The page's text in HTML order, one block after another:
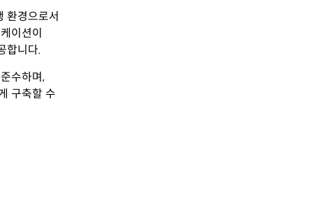
환경으로서
이션이
합니다.
수하며,
구축할 수